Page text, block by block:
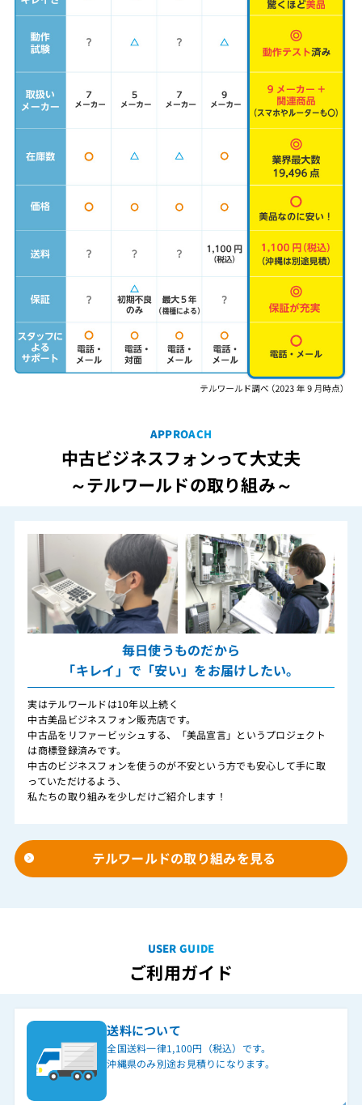
APPROACH
中古ビジネスフォンって大丈夫
～テルワールドの取り組み～
毎日使うものだから
「キレイ」で「安い」をお届けしたい。
実はテルワールドは10年以上続く
中古美品ビジネスフォン販売店です。
中古品をリファービッシュする、「美品宣言」というプロジェクト
は商標登録済みです。
中古のビジネスフォンを使うのが不安という方でも安心して手に取
っていただけるよう、
私たちの取り組みを少しだけご紹介します！
テルワールドの取り組みを見る
USER GUIDE
ご利用ガイド
送料について
全国送料一律1,100円（税込）です。
沖縄県のみ別途お見積りになります。